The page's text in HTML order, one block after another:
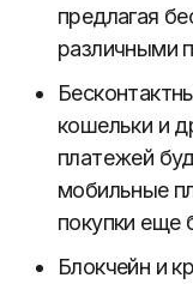
предлагая
различными
кошельки и
платежей
мобильные
покупки еще
Блокчейн и